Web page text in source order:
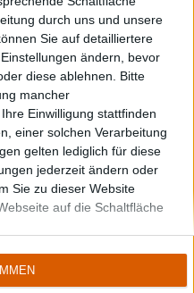
durch uns und unsere
Sie auf detailliertere
ändern, bevor
diese ablehnen.
Bitte
mancher
Einwilligung stattfinden
einer solchen Verarbeitung
gelten lediglich für diese
jederzeit ändern oder
Sie zu dieser Website
auf die Schaltfläche